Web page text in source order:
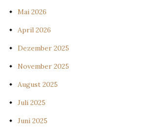
Mai 2026
April 2026
Dezember 2025
November 2025
August 2025
Juli 2025
Juni 2025